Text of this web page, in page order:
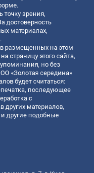
точку зрения,
достоверность
материалах,
размещенных на этом
страницу этого сайта,
упоминания, но без
«Золотая середина»
будет считаться:
последующее
с
других материалов,
другие подобные